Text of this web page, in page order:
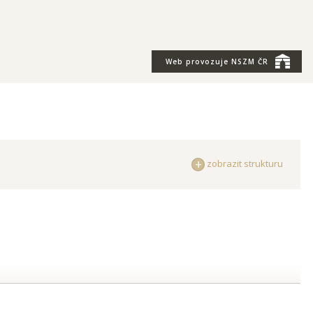
Web provozuje NSZM ČR
zobrazit strukturu